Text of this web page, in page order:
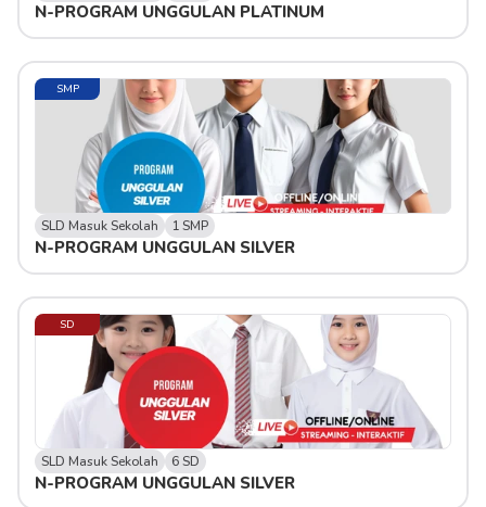
N-PROGRAM UNGGULAN PLATINUM
SMP
SLD Masuk Sekolah 1 SMP
N-PROGRAM UNGGULAN SILVER
SD
SLD Masuk Sekolah 6 SD
N-PROGRAM UNGGULAN SILVER